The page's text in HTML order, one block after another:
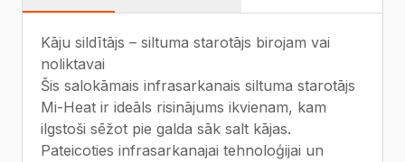
Kāju sildītājs – siltuma starotājs birojam vai
noliktavai
Šis salokāmais infrasarkanais siltuma starotājs
Mi-Heat ir ideāls risinājums ikvienam, kam
ilgstoši sēžot pie galda sāk salt kājas.
Pateicoties infrasarkanajai tehnoloģijai un